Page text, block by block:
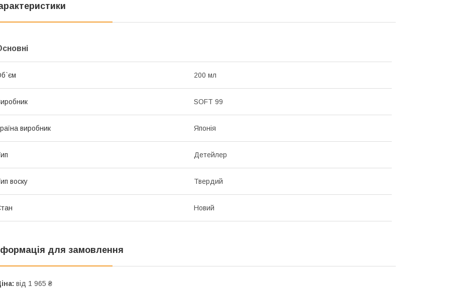
200 мл
SOFT 99
виробник Японія
Детейлер
воску Твердий
Новий
для замовлення
від 1 965 ₴